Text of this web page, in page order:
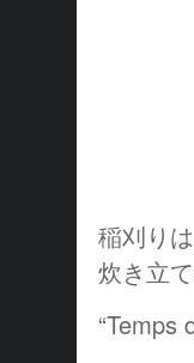
稲刈り
炊き立
“Temps